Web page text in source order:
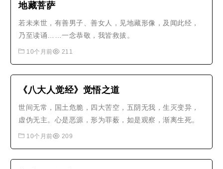
地藏菩萨
若未来世，有善男子、善女人，见地藏形像，及闻此经，
乃至读诵……一念恭敬，我皆救拔。
10个月前 211
《八大人觉经》觉悟之道
世间无常，国土危脆，四大苦空，五阴无我，生灭变异，
虚伪无主。心是恶源，形为罪薮，如是观察，渐离生死。
10个月前 209